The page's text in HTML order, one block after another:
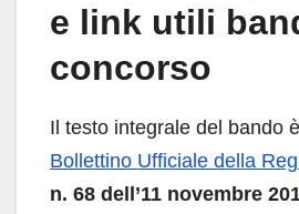
e link utili
concorso
Il testo integrale del bando
Bollettino Ufficiale della
n. 68 dell’11 novembre